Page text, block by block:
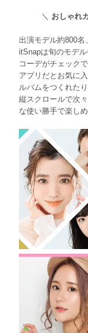
＼ おしゃれ
出演モデル約800名
itSnapは旬のモデ
コーデがチェック
アプリだとお気に
ルバムをつくれたり
縦スクロールで次
な使い勝手で楽し